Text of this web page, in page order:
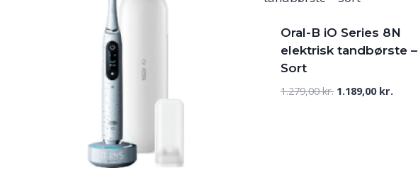
Oral-B iO Series 8N
elektrisk tandbørste –
Sort
1.279,00kr. Den
1.189,00 kr.